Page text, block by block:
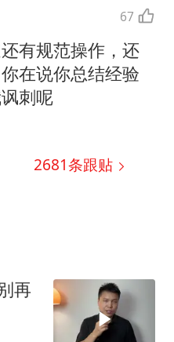
67
有规范操作，还
在说你总结经验
刺呢
2681条跟贴
再